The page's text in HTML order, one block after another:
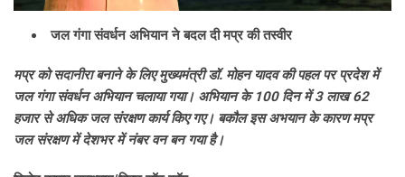
जल गंगा संवर्धन अभियान ने बदल दी मप्र की तस्वीर
मप्र को सदानीरा बनाने के लिए मुख्यमंत्री डॉ. मोहन यादव की पहल पर प्रदेश में
जल गंगा संवर्धन अभियान चलाया गया। अभियान के 100 दिन में 3 लाख 62
हजार से अधिक जल संरक्षण कार्य किए गए। बकौल इस अभयान के कारण मप्र
जल संरक्षण में देशभर में नंबर वन बन गया है।